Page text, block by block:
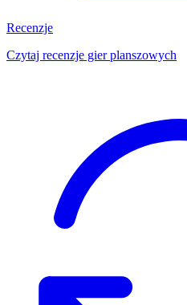
Recenzje
Czytaj recenzje gier planszowych